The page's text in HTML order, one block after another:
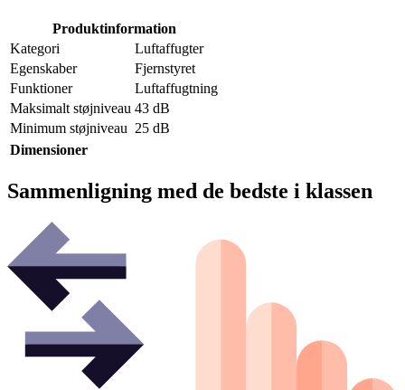
Produktinformation
Kategori
Luftaffugter
Egenskaber
Fjernstyret
Funktioner
Luftaffugtning
Maksimalt støjniveau 43 dB
Minimum støjniveau 25 dB
Dimensioner
Sammenligning med de bedste i klassen